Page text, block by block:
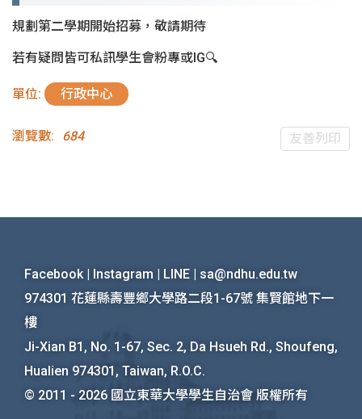
規劃第二學期開始招募，敬請期待
若有疑問皆可私訊學生會粉專或IG🔍
單位: 行政中心
瀏覽數: 684 友善列印
Facebook| Instagram | LINE | sa@ndhu.edu.tw
974301 花蓮縣壽豐鄉大學路二段1-67號 集賢館地下一
樓
Ji-Xian B1, No. 1-67, Sec. 2, Da Hsueh Rd., Shoufeng,
Hualien 974301, Taiwan, R.O.C.
© 2011 - 2026 國立東華大學學生自治會 版權所有